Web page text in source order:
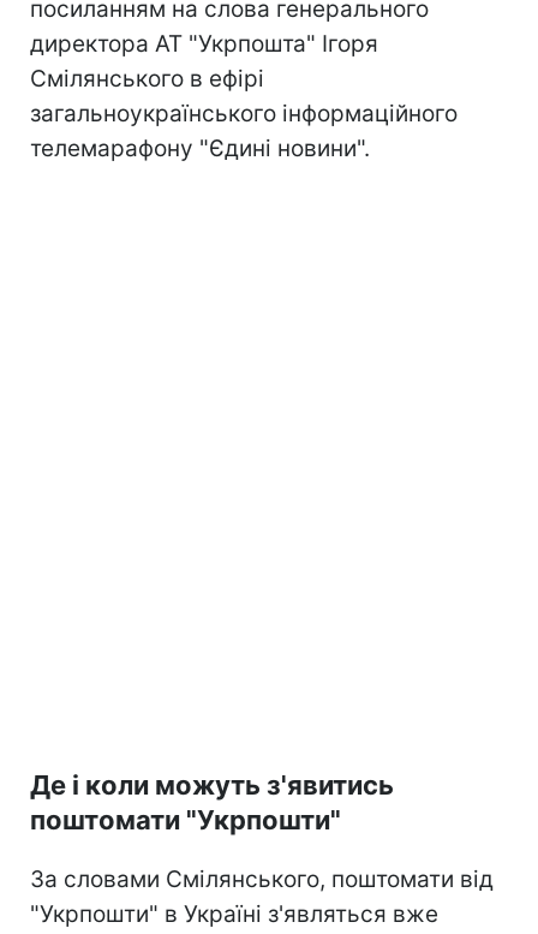
посиланням на слова генерального
директора АТ "Укрпошта" Ігоря
Смілянського в ефірі
загальноукраїнського інформаційного
телемарафону "Єдині новини".
Де і коли можуть з'явитись
поштомати "Укрпошти"
За словами Смілянського, поштомати від
"Укрпошти" в Україні з'являться вже